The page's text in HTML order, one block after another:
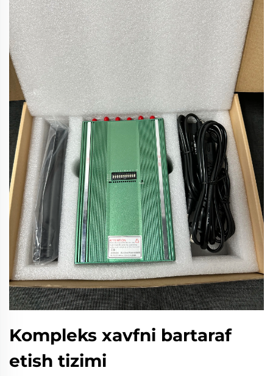
Kompleks xavfni bartaraf
etish tizimi